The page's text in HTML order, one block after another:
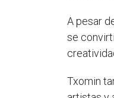
A pesar
se
Txomin